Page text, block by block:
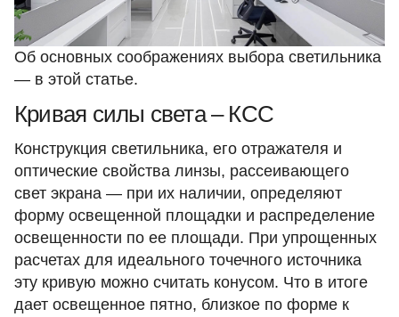
Об основных соображениях выбора светильника
— в этой статье.
Кривая силы света – КСС
Конструкция светильника, его отражателя и
оптические свойства линзы, рассеивающего
свет экрана — при их наличии, определяют
форму освещенной площадки и распределение
освещенности по ее площади. При упрощенных
расчетах для идеального точечного источника
эту кривую можно считать конусом. Что в итоге
дает освещенное пятно, близкое по форме к